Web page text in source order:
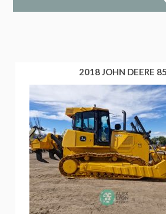
2018 JOHN DEERE